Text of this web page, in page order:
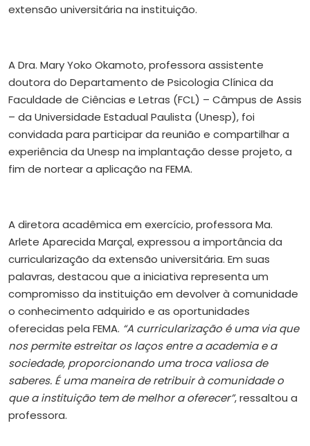
extensão universitária na instituição.
A Dra. Mary Yoko Okamoto, professora assistente
doutora do Departamento de Psicologia Clínica da
Faculdade de Ciências e Letras (FCL) – Câmpus de Assis
– da Universidade Estadual Paulista (Unesp), foi
convidada para participar da reunião e compartilhar a
experiência da Unesp na implantação desse projeto, a
fim de nortear a aplicação na FEMA.
A diretora acadêmica em exercício, professora Ma.
Arlete Aparecida Marçal, expressou a importância da
curricularização da extensão universitária. Em suas
palavras, destacou que a iniciativa representa um
compromisso da instituição em devolver à comunidade
o conhecimento adquirido e as oportunidades
oferecidas pela FEMA. “A curricularização é uma via que
nos permite estreitar os laços entre a academia e a
sociedade, proporcionando uma troca valiosa de
saberes. É uma maneira de retribuir à comunidade o
que a instituição tem de melhor a oferecer”, ressaltou a
professora.